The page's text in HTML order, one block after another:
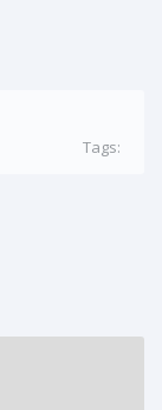
Tags: